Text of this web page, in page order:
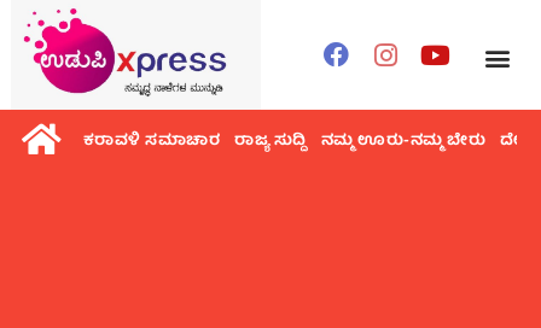
ಕರಾವಳಿ ಸಮಾಚಾರ ರಾಜ್ಯ ಸುದ್ದಿ ನಮ್ಮ ಊರು-ನಮ್ಮ ಬೇರು ದೇಶ